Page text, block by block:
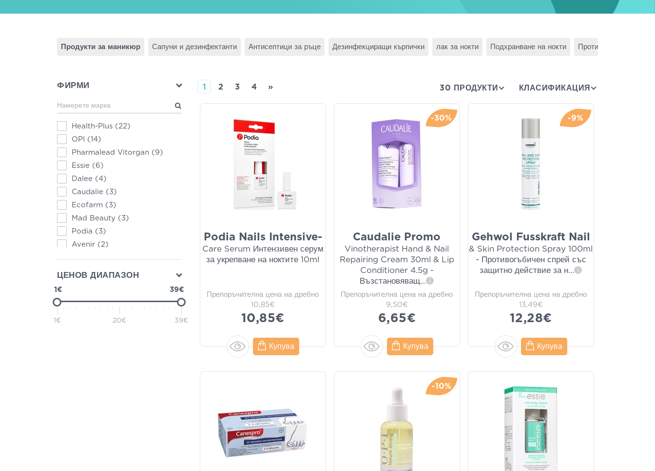
Продукти за маникюр Сапуни и дезинфектанти Антисептици за ръце Дезинфекциращи кърпички лак за нокти Подхранване на нокти Против старчески
ФИРМИ
Health-Plus (22)
OPI
(14)
Pharmalead Vitorgan (9)
Essie (6)
Dalee (4)
Caudalie (3)
Ecofarm (3)
Mad Beauty (3)
Podia (3)
Avenir (2)
Gehwol(2)
Miss Nella (2)
Vican
(2)
(1)
ЦЕНОВ ДИАПАЗОН
1€ 39€
1€ 20€ 39€
1 2 3 4 » 30 ПРОДУКТИ КЛАСИФИКАЦИЯ
Podia Nails Intensive-
Care Serum Интензивен серум
за укрепване на ноктите 10ml
Препоръчителна цена на дребно
10,85€
10,85€
Купува
-30%
Caudalie Promo
Vinotherapist Hand & Nail
Repairing Cream 30ml & Lip
Conditioner 4.5g -
Възстановяващ... i
Препоръчителна цена на дребно
9,50€
6,65€
Купува
-9%
Gehwol Fusskraft Nail
& Skin Protection Spray 100ml
- Противогъбичен спрей със
защитно действие за н... i
Препоръчителна цена на дребно
13,49€
12,28€
Купува
-10%